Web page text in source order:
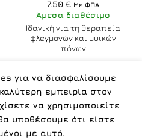
7.50 € Με ΦΠΑ
Άμεσα διαθέσιμο
Ιδανική για τη θεραπεία
φλεγμονών και μυϊκών
πόνων
ΌΡΟΙ ΠΟΙΟΙ ΕΊΜΑΣΤΕ
για να διασφαλίσουμε
εμπειρία στον
να χρησιμοποιείτε
υποθέσουμε ότι είστε
με αυτό.